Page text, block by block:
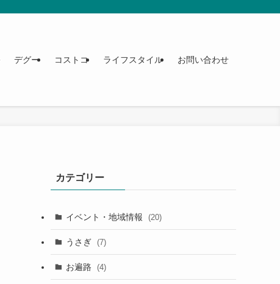
デグー コストコ ライフスタイル お問い合わせ
カテゴリー
イベント・地域情報 (20)
うさぎ (7)
お遍路 (4)